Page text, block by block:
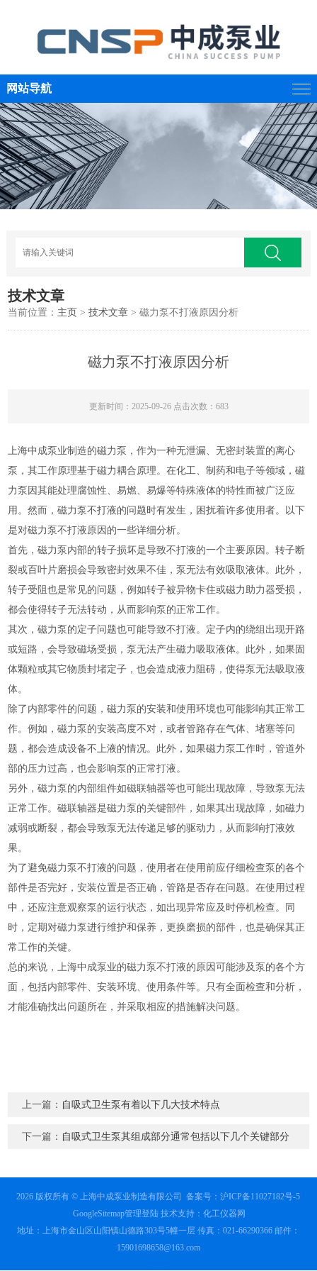
网站导航
技术文章
当前位置： 主页 >技术文章 > 磁力泵不打液原因分析
磁力泵不打液原因分析
更新时间：2025-09-26 点击次数：683
上海中成泵业制造的磁力泵，作为一种无泄漏、无密封装置的离心
泵，其工作原理基于磁力耦合原理。在化工、制药和电子等领域，磁
力泵因其能处理腐蚀性、易燃、易爆等特殊液体的特性而被广泛应
用。然而，磁力泵不打液的问题时有发生，困扰着许多使用者。以下
是对磁力泵不打液原因的一些详细分析。
首先，磁力泵内部的转子损坏是导致不打液的一个主要原因。转子断
裂或百叶片磨损会导致密封效果不佳，泵无法有效吸取液体。此外，
转子受阻也是常见的问题，例如转子被异物卡住或磁力助力器受损，
都会使得转子无法转动，从而影响泵的正常工作。
其次，磁力泵的定子问题也可能导致不打液。定子内的绕组出现开路
或短路，会导致磁场受损，泵无法产生磁力吸取液体。此外，如果固
体颗粒或其它物质封堵定子，也会造成液力阻碍，使得泵无法吸取液
体。
除了内部零件的问题，磁力泵的安装和使用环境也可能影响其正常工
作。例如，磁力泵的安装高度不对，或者管路存在气体、堵塞等问
题，都会造成设备不上液的情况。此外，如果磁力泵工作时，管道外
部的压力过高，也会影响泵的正常打液。
另外，磁力泵的内部组件如磁联轴器等也可能出现故障，导致泵无法
正常工作。磁联轴器是磁力泵的关键部件，如果其出现故障，如磁力
减弱或断裂，都会导致泵无法传递足够的驱动力，从而影响打液效
果。
为了避免磁力泵不打液的问题，使用者在使用前应仔细检查泵的各个
部件是否完好，安装位置是否正确，管路是否存在问题。在使用过程
中，还应注意观察泵的运行状态，如出现异常应及时停机检查。同
时，定期对磁力泵进行维护和保养，更换磨损的部件，也是确保其正
常工作的关键。
总的来说，上海中成泵业的磁力泵不打液的原因可能涉及泵的各个方
面，包括内部零件、安装环境、使用条件等。只有全面检查和分析，
才能准确找出问题所在，并采取相应的措施解决问题。
上一篇： 自吸式卫生泵有着以下几大技术特点
下一篇： 自吸式卫生泵其组成部分通常包括以下几个关键部分
2026 版权所有 © 上海中成泵业制造有限公司备案号：沪ICP备11027182号-5
GoogleSitemap管理登陆 技术支持：化工仪器网
地址：上海市金山区山阳镇山德路303号5幢一层 传真：021-66290366 邮件：
15901698658@163.com